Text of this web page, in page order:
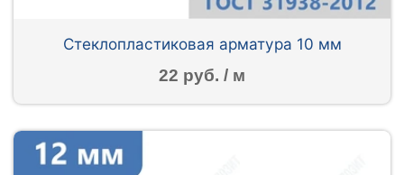
Стеклопластиковая арматура 10 мм
22 руб. / м